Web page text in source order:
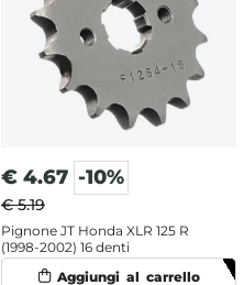
€ 4.67 -10%
€ 5.19
Pignone JT Honda XLR 125 R
(1998-2002) 16 denti